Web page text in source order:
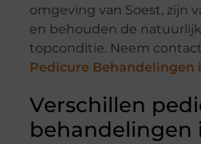
omgeving van Soest, zijn
en behouden de
topconditie. Neem
Pedicure Behandelingen
Verschillen
behandelingen